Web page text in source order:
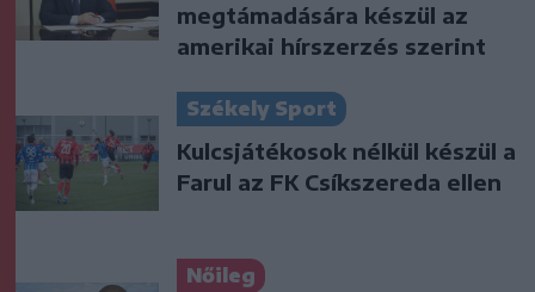
megtámadására készül az
amerikai hírszerzés szerint
Székely Sport
Kulcsjátékosok nélkül készül a
Farul az FK Csíkszereda ellen
Nőileg